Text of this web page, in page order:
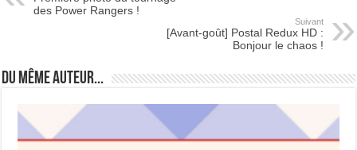
des Power Rangers !
Suivant
[Avant-goût] Postal Redux HD :
Bonjour le chaos !
Du même auteur...